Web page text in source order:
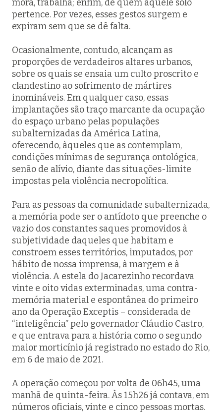
mora, trabalha; enfim, de quem àquele solo
pertence. Por vezes, esses gestos surgem e
expiram sem que se dê falta.
Ocasionalmente, contudo, alcançam as
proporções de verdadeiros altares urbanos,
sobre os quais se ensaia um culto proscrito e
clandestino ao sofrimento de mártires
inomináveis. Em qualquer caso, essas
implantações são traço marcante da ocupação
do espaço urbano pelas populações
subalternizadas da América Latina,
oferecendo, àqueles que as contemplam,
condições mínimas de segurança ontológica,
senão de alívio, diante das situações-limite
impostas pela violência necropolítica.
Para as pessoas da comunidade subalternizada,
a memória pode ser o antídoto que preenche o
vazio dos constantes saques promovidos à
subjetividade daqueles que habitam e
constroem esses territórios, imputados, por
hábito de nossa imprensa, à margem e à
violência. A estela do Jacarezinho recordava
vinte e oito vidas exterminadas, uma contra-
memória material e espontânea do primeiro
ano da Operação Exceptis – considerada de
“inteligência” pelo governador Cláudio Castro,
e que entrava para a história como o segundo
maior morticínio já registrado no estado do Rio,
em 6 de maio de 2021.
A operação começou por volta de 06h45, uma
manhã de quinta-feira. Às 15h26 já contava, em
números oficiais, vinte e cinco pessoas mortas.